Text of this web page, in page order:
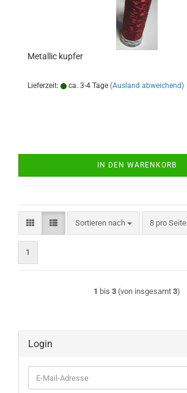
Metallic kupfer
Lieferzeit: ca. 3-4 Tage (Ausland abweichend)
IN DEN WARENKORB
Sortieren nach
Sortieren nach 8 pro Seite
pro Seite
1
1 bis 3 (von insgesamt 3)
Login
E-
Mail-